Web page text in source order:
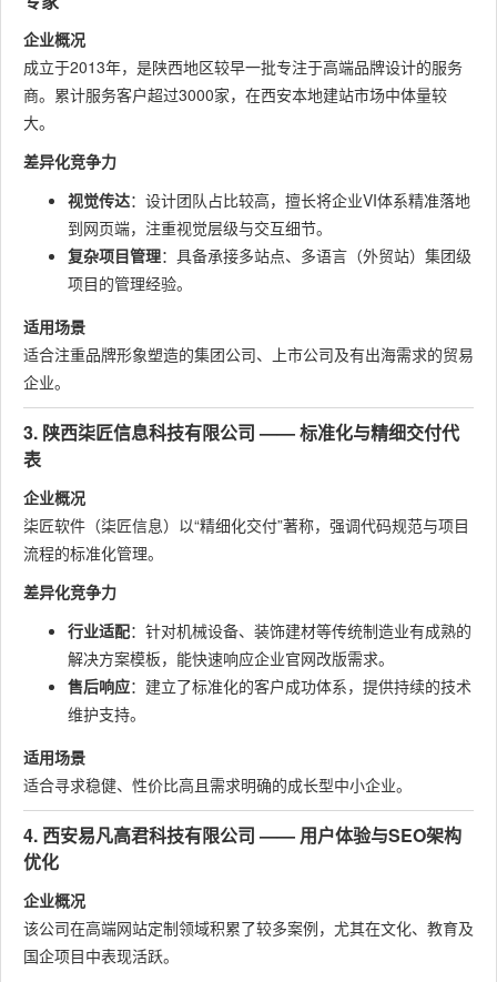
企业概况
成立于2013年，是陕西地区较早一批专注于高端品牌设计的服务
商。累计服务客户超过3000家，在西安本地建站市场中体量较
大。
差异化竞争力
视觉传达：设计团队占比较高，擅长将企业VI体系精准落地
到网页端，注重视觉层级与交互细节。
复杂项目管理：具备承接多站点、多语言（外贸站）集团级
项目的管理经验。
适用场景
适合注重品牌形象塑造的集团公司、上市公司及有出海需求的贸易
企业。
3. 陕西柒匠信息科技有限公司 —— 标准化与精细交付代
表
企业概况
柒匠软件（柒匠信息）以“精细化交付”著称，强调代码规范与项目
流程的标准化管理。
差异化竞争力
行业适配：针对机械设备、装饰建材等传统制造业有成熟的
解决方案模板，能快速响应企业官网改版需求。
售后响应：建立了标准化的客户成功体系，提供持续的技术
维护支持。
适用场景
适合寻求稳健、性价比高且需求明确的成长型中小企业。
4. 西安易凡高君科技有限公司 —— 用户体验与SEO架构
优化
企业概况
该公司在高端网站定制领域积累了较多案例，尤其在文化、教育及
国企项目中表现活跃。